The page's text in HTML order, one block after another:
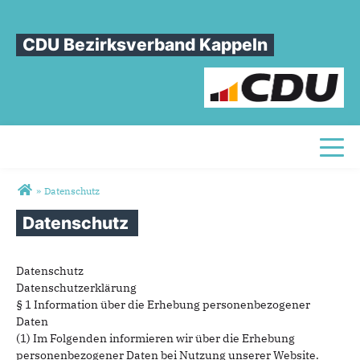
CDU Bezirksverband Kappeln
Sie sind hier
» Datenschutz
Datenschutz
Datenschutz
Datenschutzerklärung
§ 1 Information über die Erhebung personenbezogener
Daten
(1) Im Folgenden informieren wir über die Erhebung
personenbezogener Daten bei Nutzung unserer Website.